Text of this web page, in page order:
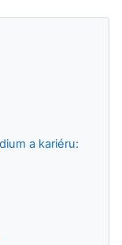
a kariéru: